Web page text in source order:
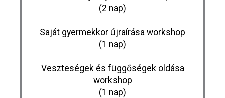
(2 nap)
Saját gyermekkor újraírása workshop
(1 nap)
Veszteségek és függőségek oldása
workshop
(1 nap)